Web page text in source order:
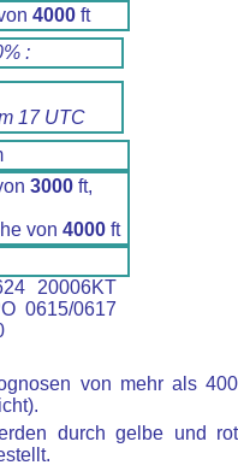
4000ft
:
17 UTC
3000ft,
von 4000 ft
20006KT
0615/0617
von mehr als
durch gelbe und